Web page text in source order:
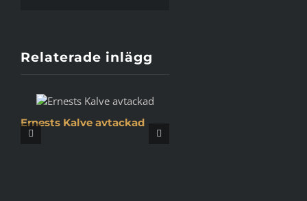
Relaterade inlägg
Ernests Kalve avtackad